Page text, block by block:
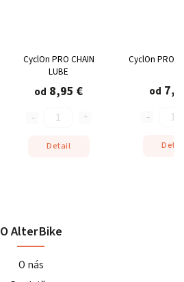
CyclOn PRO CHAIN
LUBE
od 8,95 €
Detail
CyclOn PRO
od
O AlterBike
O nás